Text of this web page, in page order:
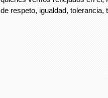
de respeto, igualdad, tolerancia,